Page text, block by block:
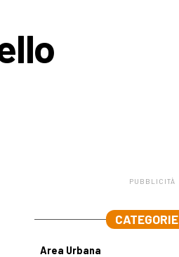
PUBBLICITÀ
CATEGORIE
Area Urbana